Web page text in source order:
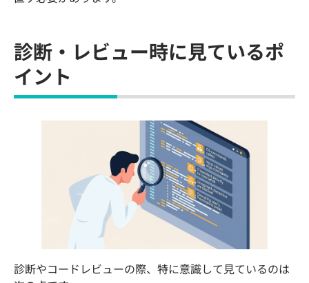
診断・レビュー時に見ているポ
イント
診断やコードレビューの際、特に意識して見ているのは